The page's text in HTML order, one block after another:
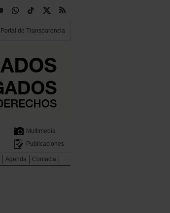
Portal de Transparencia
Multimedia
Publicaciones
Agenda Contacta